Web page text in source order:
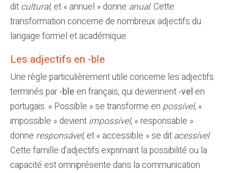
dit cultural, et « annuel » donne anual. Cette
transformation concerne de nombreux adjectifs du
langage formel et académique.
Les adjectifs en -ble
Une règle particulièrement utile concerne les adjectifs
terminés par-ble en français, qui deviennent -vel en
portugais. « Possible » se transforme en possível, «
impossible » devient impossível, « responsable »
donne responsável, et « accessible » se dit acessível.
Cette famille d’adjectifs exprimant la possibilité ou la
capacité est omniprésente dans la communication